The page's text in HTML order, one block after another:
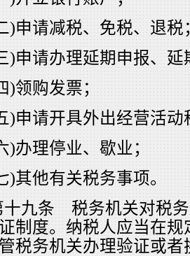
)申请减税、免税、退税
)申请办理延期申报、延
)领购发票；
)申请开具外出经营活动
)办理停业、歇业；
)其他有关税务事项。
十九条 税务机关对税
制度。纳税人应当在
税务机关办理验证或者